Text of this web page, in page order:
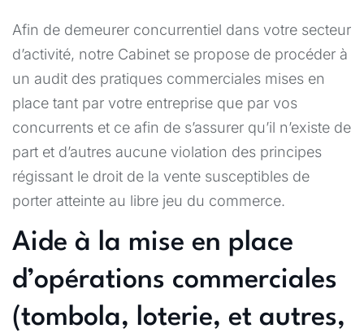
Afin de demeurer concurrentiel dans votre secteur
d’activité, notre Cabinet se propose de procéder à
un audit des pratiques commerciales mises en
place tant par votre entreprise que par vos
concurrents et ce afin de s’assurer qu’il n’existe de
part et d’autres aucune violation des principes
régissant le droit de la vente susceptibles de
porter atteinte au libre jeu du commerce.
Aide à la mise en place
d’opérations commerciales
(tombola, loterie, et autres,